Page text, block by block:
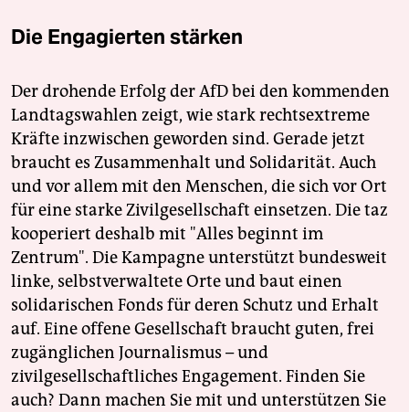
Die Engagierten stärken
Der drohende Erfolg der AfD bei den kommenden
Landtagswahlen zeigt, wie stark rechtsextreme
Kräfte inzwischen geworden sind. Gerade jetzt
braucht es Zusammenhalt und Solidarität. Auch
und vor allem mit den Menschen, die sich vor Ort
für eine starke Zivilgesellschaft einsetzen. Die taz
kooperiert deshalb mit "Alles beginnt im
Zentrum". Die Kampagne unterstützt bundesweit
linke, selbstverwaltete Orte und baut einen
solidarischen Fonds für deren Schutz und Erhalt
auf. Eine offene Gesellschaft braucht guten, frei
zugänglichen Journalismus – und
zivilgesellschaftliches Engagement. Finden Sie
auch? Dann machen Sie mit und unterstützen Sie